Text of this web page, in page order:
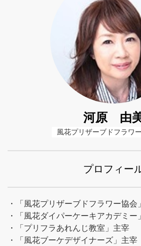
河原 由
風花プリザーブドフラワ
プロフィー
・「風花プリザーブドフラワー協会
・「風花ダイパーケーキアカデミー
・「プリフラあれんじ教室」主宰
・「風花ブーケデザイナーズ」主宰